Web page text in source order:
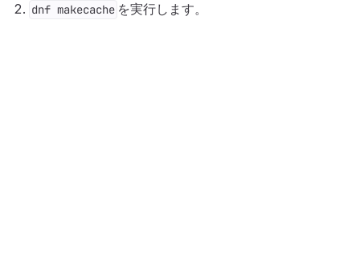
dnf makecache を実行します。